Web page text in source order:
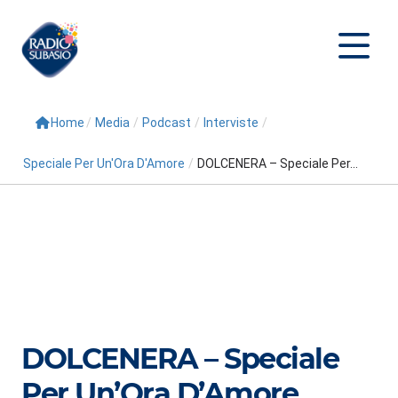
Cerca
Home
Repliche
Home / Media / Podcast / Interviste /
Speciale Per Un'Ora D'Amore / DOLCENERA – Speciale Per...
DOLCENERA – Speciale